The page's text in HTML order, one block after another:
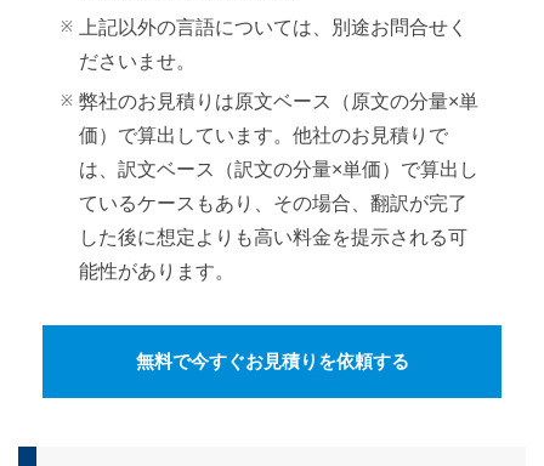
上記以外の言語については、別途お問合せく
ださいませ。
弊社のお見積りは原文ベース（原文の分量×単
価）で算出しています。他社のお見積りで
は、訳文ベース（訳文の分量×単価）で算出し
ているケースもあり、その場合、翻訳が完了
した後に想定よりも高い料金を提示される可
能性があります。
無料で今すぐお見積りを依頼する